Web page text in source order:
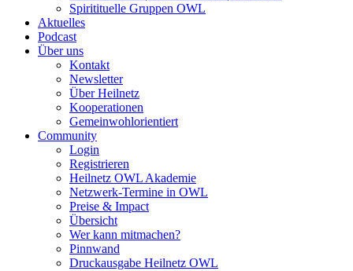
Spiritituelle Gruppen OWL
Aktuelles
Podcast
Über uns
Kontakt
Newsletter
Über Heilnetz
Kooperationen
Gemeinwohlorientiert
Community
Login
Registrieren
Heilnetz OWL Akademie
Netzwerk-Termine in OWL
Preise & Impact
Übersicht
Wer kann mitmachen?
Pinnwand
Druckausgabe Heilnetz OWL